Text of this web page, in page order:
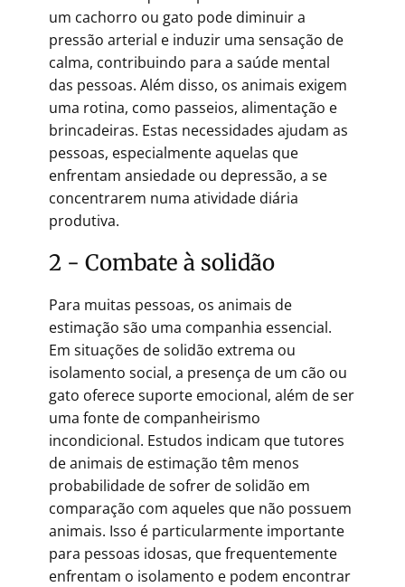
um cachorro ou gato pode diminuir a
pressão arterial e induzir uma sensação de
calma, contribuindo para a saúde mental
das pessoas. Além disso, os animais exigem
uma rotina, como passeios, alimentação e
brincadeiras. Estas necessidades ajudam as
pessoas, especialmente aquelas que
enfrentam ansiedade ou depressão, a se
concentrarem numa atividade diária
produtiva.
2 - Combate à solidão
Para muitas pessoas, os animais de
estimação são uma companhia essencial.
Em situações de solidão extrema ou
isolamento social, a presença de um cão ou
gato oferece suporte emocional, além de ser
uma fonte de companheirismo
incondicional. Estudos indicam que tutores
de animais de estimação têm menos
probabilidade de sofrer de solidão em
comparação com aqueles que não possuem
animais. Isso é particularmente importante
para pessoas idosas, que frequentemente
enfrentam o isolamento e podem encontrar